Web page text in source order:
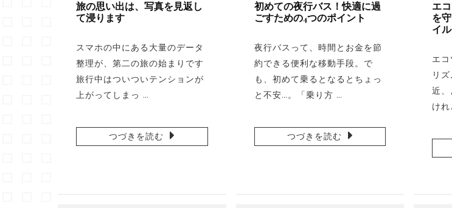
旅の思い出は、写真を見返し
て浸ります
スマホの中にある大量のデータ
整理が、第二の旅の始まりです
旅行中はついついテンションが
上がってしまっ …
つづきを読む
初めての夜行バス！快適に過
ごすための4つのポイント
夜行バスって、時間とお金を節
約できる便利な移動手段。で
も、初めて乗るとなるとちょっ
と不安…。「乗り方 …
つづきを読む
エ
を
イル
エ
リ
近、
け